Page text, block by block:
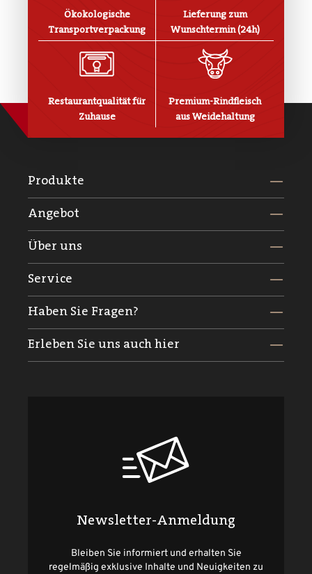
Ökokologische
Transportverpackung
Lieferung zum
Wunschtermin (24h)
Restaurantqualität für
Zuhause
Premium-Rindfleisch
aus Weidehaltung
Produkte
Angebot
Über uns
Service
Haben Sie Fragen?
Erleben Sie uns auch hier
Newsletter-Anmeldung
Bleiben Sie informiert und erhalten Sie
regelmäßig exklusive Inhalte und Neuigkeiten zu